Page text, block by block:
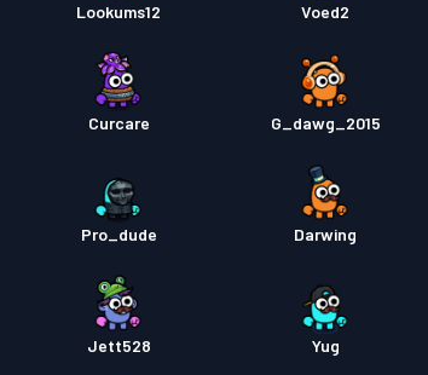
Voed2
Lookums12
G_dawg_2015
Curcare
Darwing
Pro_dude
Yug
Jett528